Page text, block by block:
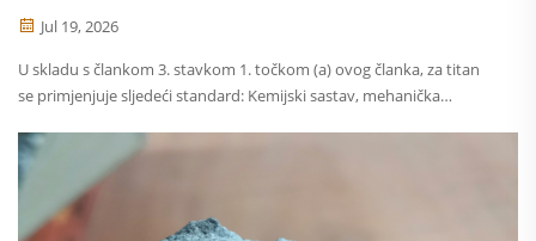
Jul 19, 2026
U skladu s člankom 3. stavkom 1. točkom (a) ovog članka, za titan
se primjenjuje sljedeći standard: Kemijski sastav, mehanička